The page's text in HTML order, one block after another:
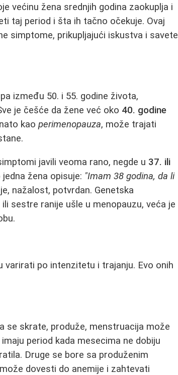
većinu žena srednjih godina zaokuplja i
taj period i šta ih tačno očekuje. Ovaj
simptome, prikupljajući iskustva i savete
između 50. i 55. godine života,
je češće da žene već oko 40. godine
kaoperimenopauza, može trajati
javili veoma rano, negde u 37. ili
žena opisuje: "Imam 38 godina, da li
nažalost, potvrdan. Genetska
sestre ranije ušle u menopauzu, veća je
varirati po intenzitetu i trajanju. Evo onih
se skrate, produže, menstruacija može
period kada mesecima ne dobiju
Druge se bore sa produženim
dovesti do anemije i zahtevati